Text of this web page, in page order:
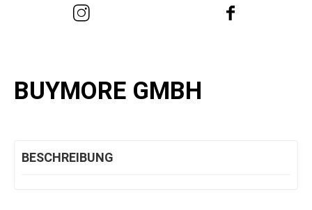
BUYMORE GMBH
BESCHREIBUNG